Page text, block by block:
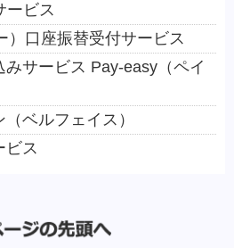
ービス
）口座振替受付サービス
サービス Pay-easy（ペイ
ベルフェイス）
ビス